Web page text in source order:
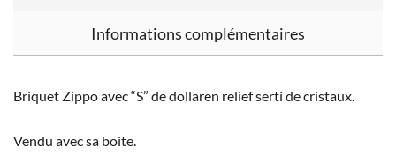
Informations complémentaires
Briquet Zippo avec “S” de dollaren relief serti de cristaux.
Vendu avec sa boite.